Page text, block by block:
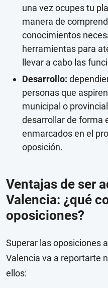
una vez ocupes tu
manera de
conocimientos
herramientas para
llevar a cabo las
Desarrollo:
personas que
municipal o
desarrollar de forma
enmarcados en el
oposición.
Ventajas de ser
Valencia: ¿qué
oposiciones?
Superar las oposiciones
Valencia va a reportarte
ellos: